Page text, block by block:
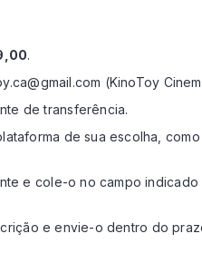
.
(KinoToy
de transferência.
de sua escolha,
e cole-o no campo indicado
e envie-o dentro do